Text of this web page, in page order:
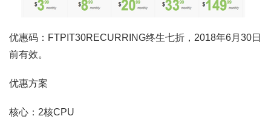
优惠码：FTPIT30RECURRING终生七折，2018年6月30日
前有效。
优惠方案
核心：2核CPU